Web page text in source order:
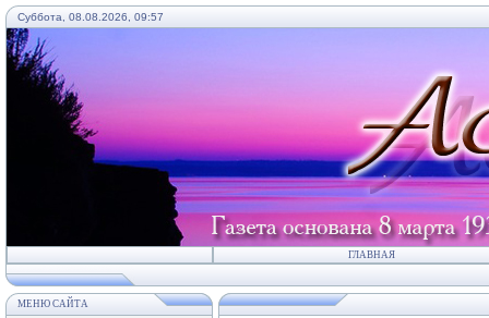
Суббота, 08.08.2026, 09:57
ГЛАВНАЯ
МЕНЮ САЙТА